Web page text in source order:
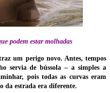
podem estar molhadas
um perigo novo. Antes, tempos
servia de bússola – a simples a
pois todas as curvas eram
da estrada era diferente.